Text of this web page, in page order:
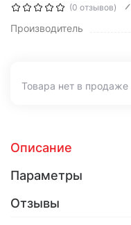
(0 отзывов)
Производитель
Товара нет в продаже
Описание
Параметры
Отзывы